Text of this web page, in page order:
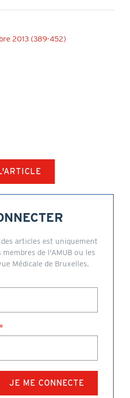
2013 (389-452)
articles est uniquement
de l'AMUB ou les
Médicale de Bruxelles.